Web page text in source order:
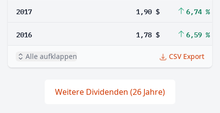
2017 1,90 $ 6,74 %
2016 1,78 $ 6,59 %
Alle aufklappen CSV Export
Weitere Dividenden (26 Jahre)